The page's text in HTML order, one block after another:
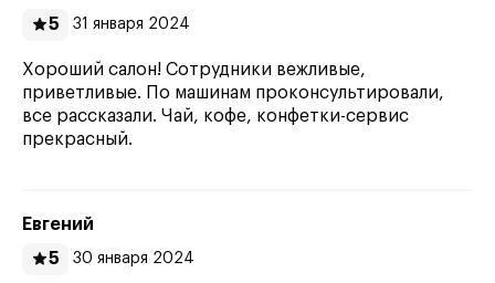
5
31 января 2024
Хороший салон! Сотрудники вежливые,
приветливые. По машинам проконсультировали,
все рассказали. Чай, кофе, конфетки-сервис
прекрасный.
Евгений
5
30 января 2024